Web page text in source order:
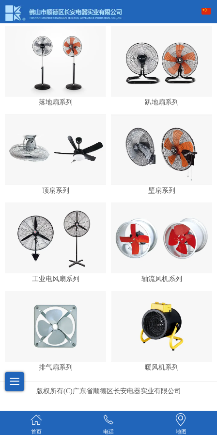
落地扇系列 趴地扇系列
顶扇系列 壁扇系列
工业电风扇系列 轴流风机系列
排气扇系列 暖风机系列
版权所有(C)广东省顺德区长安电器实业有限公司
首页 电话 地图